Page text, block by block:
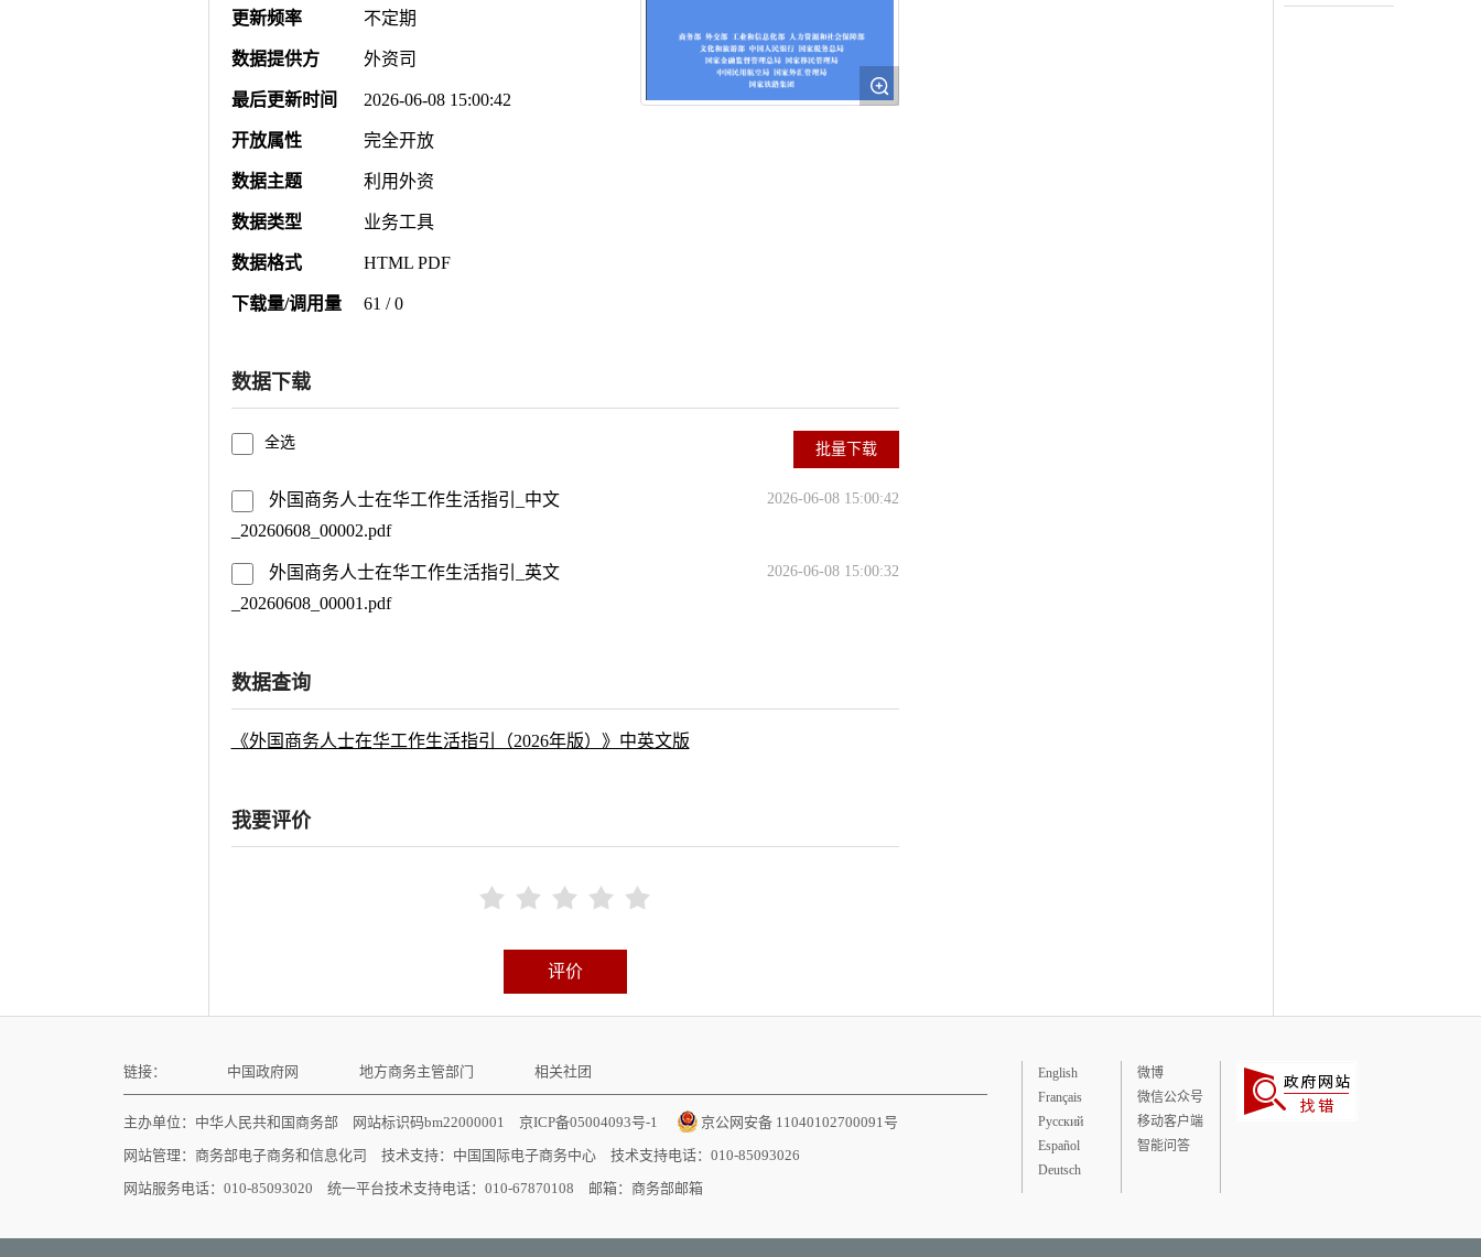
更新频率 不定期
数据提供方 外资司
最后更新时间 2026-06-08 15:00:42
开放属性 完全开放
数据主题 利用外资
数据类型 业务工具
数据格式 HTML PDF
下载量/调用量 61 / 0

数据下载
全选 批量下载
外国商务人士在华工作生活指引_中文
_20260608_00002.pdf
2026-06-08 15:00:42
外国商务人士在华工作生活指引_英文
_20260608_00001.pdf
2026-06-08 15:00:32
数据查询
《外国商务人士在华工作生活指引（2026年版）》中英文版
我要评价
    
评价
链接： 中国政府网 地方商务主管部门 相关社团
主办单位：中华人民共和国商务部 网站标识码bm22000001京ICP备05004093号-1
京公网安备 11040102700091号
网站管理：商务部电子商务和信息化司 技术支持： 中国国际电子商务中心 技术支持电话：010-85093026
网站服务电话：010-85093020 统一平台技术支持电话：010-67870108 邮箱：商务部邮箱
English
Français
Русский
Español
Deutsch
微博
微信公众号
移动客户端
智能问答